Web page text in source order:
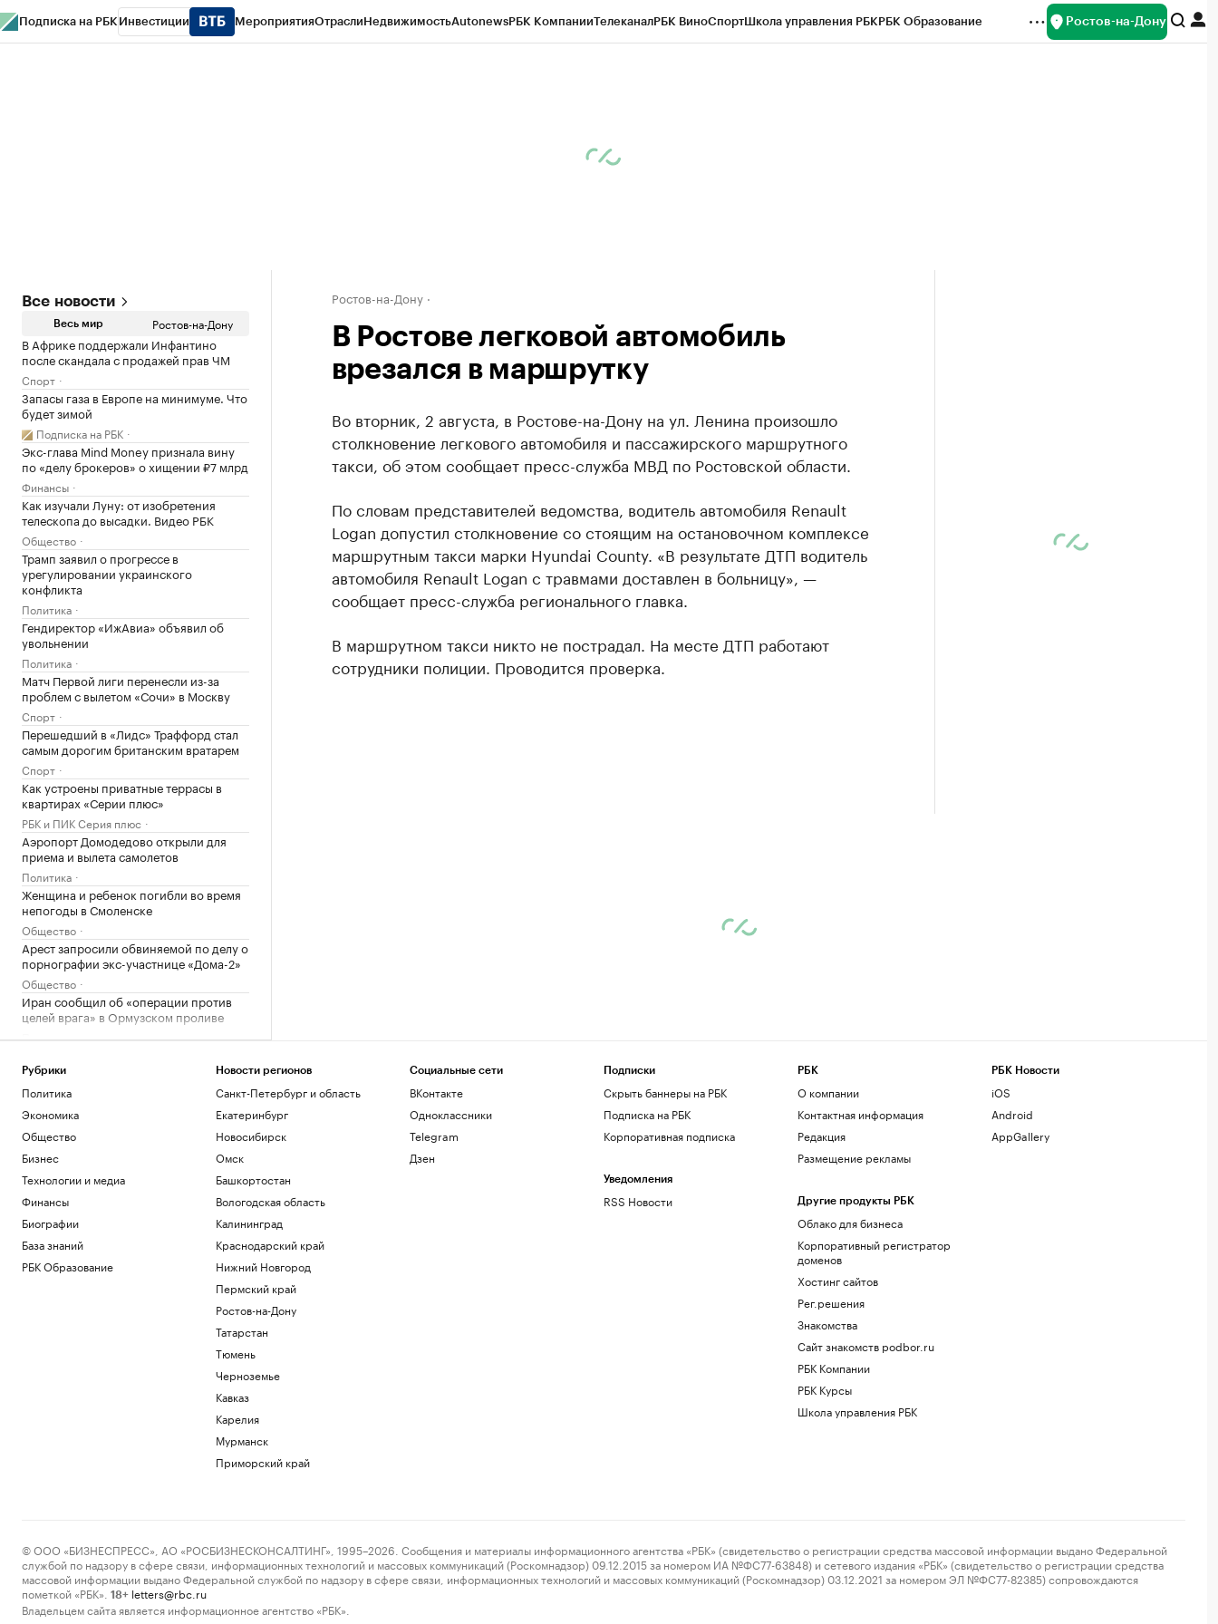
Подписка на РБК Инвестиции МероприятияОтраслиНедвижимостьAutonewsРБК КомпанииТелеканалРБК ВиноСпортШкола управления РБКРБК Образование Ростов-на-Дону
Все новости
Весь мир Ростов-на-Дону
В Африке поддержали Инфантино
после скандала с продажей прав ЧМ
Спорт
Запасы газа в Европе на минимуме. Что
будет зимой
Подписка на РБК
Экс-глава Mind Money признала вину
по «делу брокеров» о хищении ₽7 млрд
Финансы
Как изучали Луну: от изобретения
телескопа до высадки. Видео РБК
Общество
Трамп заявил о прогрессе в
урегулировании украинского
конфликта
Политика
Гендиректор «ИжАвиа» объявил об
увольнении
Политика
Матч Первой лиги перенесли из-за
проблем с вылетом «Сочи» в Москву
Спорт
Перешедший в «Лидс» Траффорд стал
самым дорогим британским вратарем
Спорт
Как устроены приватные террасы в
квартирах «Серии плюс»
РБК и ПИК Серия плюс
Аэропорт Домодедово открыли для
приема и вылета самолетов
Политика
Женщина и ребенок погибли во время
непогоды в Смоленске
Общество
Арест запросили обвиняемой по делу о
порнографии экс-участнице «Дома-2»
Общество
Иран сообщил об «операции против
целей врага» в Ормузском проливе
Политика
в четвертый круг турнира в Торонто
Спорт
В горах Казахстана эвакуировали еще
одного туриста из России
Общество
В Смоленской области ввели режим ЧС
после мощного циклона
Общество
роль в этом играет дерево
РБК и Старквуд
Эксперты и студенты назвали
преимущества обучения за рубежом
Сеул счел санкции Британии против
На 88-м году жизни ушел из жизни
Ростов-на-Дону
В Ростове легковой автомобиль
врезался в маршрутку
Во вторник, 2 августа, в Ростове-на-Дону на ул. Ленина произошло
столкновение легкового автомобиля и пассажирского маршрутного
такси, об этом сообщает пресс-служба МВД по Ростовской области.
По словам представителей ведомства, водитель автомобиля Renault
Logan допустил столкновение со стоящим на остановочном комплексе
маршрутным такси марки Hyundai County. «В результате ДТП водитель
автомобиля Renault Logan с травмами доставлен в больницу», —
сообщает пресс-служба регионального главка.
В маршрутном такси никто не пострадал. На месте ДТП работают
сотрудники полиции. Проводится проверка.
Рубрики
Политика
Экономика
Общество
Бизнес
Технологии и медиа
Финансы
Биографии
База знаний
РБК Образование
Новости регионов
Санкт-Петербург и область
Екатеринбург
Новосибирск
Омск
Башкортостан
Вологодская область
Калининград
Краснодарский край
Нижний Новгород
Пермский край
Ростов-на-Дону
Татарстан
Тюмень
Черноземье
Кавказ
Карелия
Мурманск
Приморский край
Социальные сети
ВКонтакте
Одноклассники
Telegram
Дзен
Подписки
Скрыть баннеры на РБК
Подписка на РБК
Корпоративная подписка
Уведомления
RSS Новости
РБК
О компании
Контактная информация
Редакция
Размещение рекламы
Другие продукты РБК
Облако для бизнеса
Корпоративный регистратор
доменов
Хостинг сайтов
Рег.решения
Знакомства
Сайт знакомств podbor.ru
РБК Компании
РБК Курсы
Школа управления РБК
РБК Новости
iOS
Android
AppGallery
© ООО «БИЗНЕСПРЕСС», АО «РОСБИЗНЕСКОНСАЛТИНГ», 1995–2026. Сообщения и материалы информационного агентства «РБК» (свидетельство о регистрации средства массовой информации выдано Федеральной
службой по надзору в сфере связи, информационных технологий и массовых коммуникаций (Роскомнадзор) 09.12.2015 за номером ИА №ФС77-63848) и сетевого издания «РБК» (свидетельство о регистрации средства
массовой информации выдано Федеральной службой по надзору в сфере связи, информационных технологий и массовых коммуникаций (Роскомнадзор) 03.12.2021 за номером ЭЛ №ФС77-82385) сопровождаются
пометкой «РБК».
18+ letters@rbc.ru
Владельцем сайта является информационное агентство «РБК».